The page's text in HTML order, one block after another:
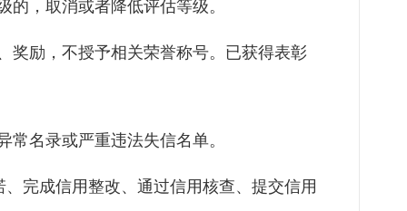
，取消或者降低评估等级。
奖励，不授予相关荣誉称号。已获得表彰
名录或严重违法失信名单。
完成信用整改、通过信用核查、提交信用